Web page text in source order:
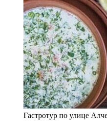
Гастротур по улице